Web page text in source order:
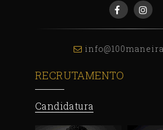
RECRUTAMENTO
Candidatura